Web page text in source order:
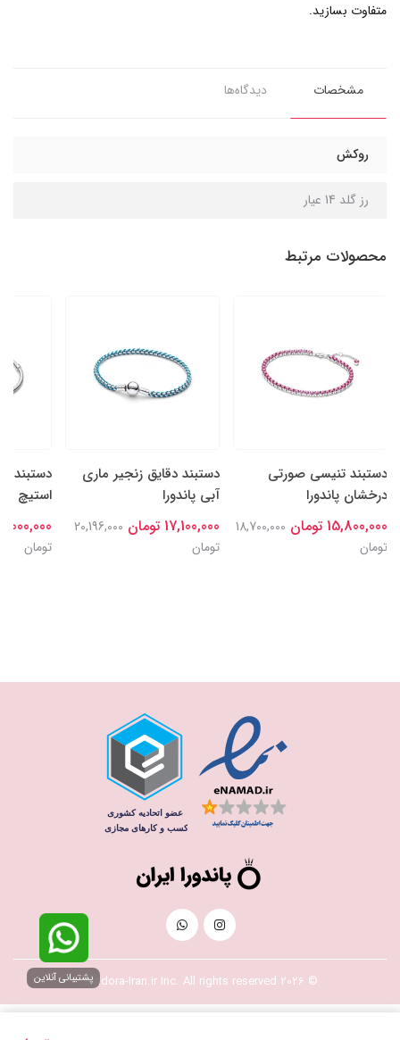
متفاوت بسازید.
مشخصات دیدگاه‌ها
روکش
رز گلد 14 عیار
محصولات مرتبط
دستبند تنیسی صورتی
درخشان پاندورا
15,800,000 تومان
18,700,000
تومان
دستبند دقایق زنجیر ماری
آبی پاندورا
17,100,000 تومان
20,196,000
تومان
دستبند
استیچ
18,000,000
تومان
© 2026 Pandora-Iran.ir Inc. All rights reserved پشتیبانی آنلاین